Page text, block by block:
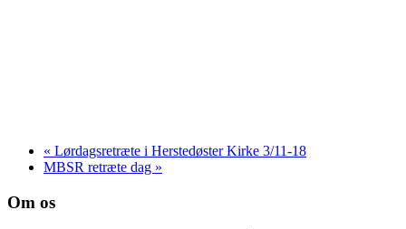
« Lørdagsretræte i Herstedøster Kirke 3/11-18
MBSR retræte dag »
Om os